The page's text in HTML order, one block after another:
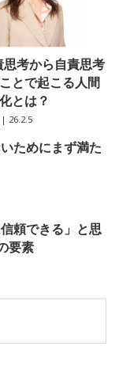
思考から自責思考
とで起こる人間
とは？
| 26.2.5
ためにまず満た
頼できる」と思
要素